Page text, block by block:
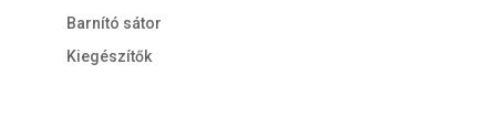
Barnító sátor
Kiegészítők